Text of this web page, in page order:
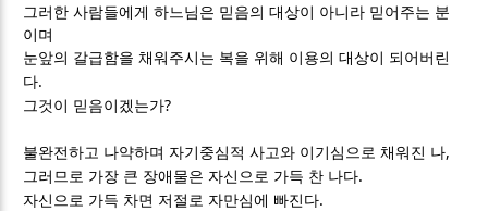
그러한 사람들에게 하느님은 믿음의 대상이 아니라 믿어주는 분
이며
눈앞의 갈급함을 채워주시는 복을 위해 이용의 대상이 되어버린
다.
그것이 믿음이겠는가?
불완전하고 나약하며 자기중심적 사고와 이기심으로 채워진 나,
그러므로 가장 큰 장애물은 자신으로 가득 찬 나다.
자신으로 가득 차면 저절로 자만심에 빠진다.